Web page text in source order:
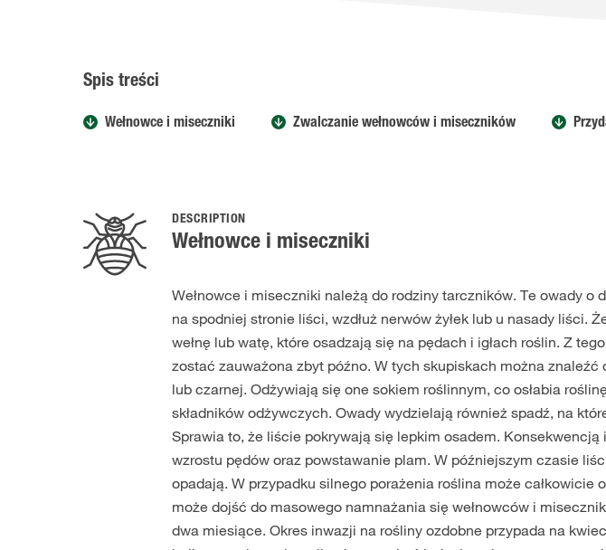
Spis treści
Wełnowce i miseczniki Zwalczanie wełnowców i miseczników
DESCRIPTION
Wełnowce i miseczniki
Wełnowce i miseczniki należą do rodziny tarczników. Te owady o
na spodniej stronie liści, wzdłuż nerwów żyłek lub u nasady liści.
wełnę lub watę, które osadzają się na pędach i igłach roślin. Z
zostać zauważona zbyt późno. W tych skupiskach można znaleźć
lub czarnej. Odżywiają się one sokiem roślinnym, co osłabia
składników odżywczych. Owady wydzielają również spadź, na
Sprawia to, że liście pokrywają się lepkim osadem.
wzrostu pędów oraz powstawanie plam. W późniejszym czasie
opadają. W przypadku silnego porażenia roślina może całkowicie
może dojść do masowego namnażania się wełnowców i
dwa miesiące. Okres inwazji na rośliny ozdobne przypada na